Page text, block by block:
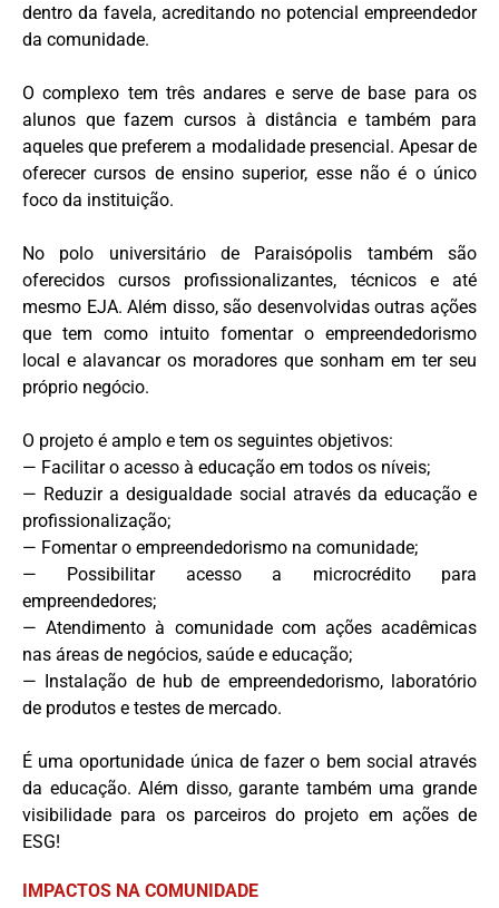
dentro da favela, acreditando no potencial empreendedor
da comunidade.
O complexo tem três andares e serve de base para os
alunos que fazem cursos à distância e também para
aqueles que preferem a modalidade presencial. Apesar de
oferecer cursos de ensino superior, esse não é o único
foco da instituição.
No polo universitário de Paraisópolis também são
oferecidos cursos profissionalizantes, técnicos e até
mesmo EJA. Além disso, são desenvolvidas outras ações
que tem como intuito fomentar o empreendedorismo
local e alavancar os moradores que sonham em ter seu
próprio negócio.
O projeto é amplo e tem os seguintes objetivos:
— Facilitar o acesso à educação em todos os níveis;
— Reduzir a desigualdade social através da educação e
profissionalização;
— Fomentar o empreendedorismo na comunidade;
— Possibilitar acesso a microcrédito para
empreendedores;
— Atendimento à comunidade com ações acadêmicas
nas áreas de negócios, saúde e educação;
— Instalação de hub de empreendedorismo, laboratório
de produtos e testes de mercado.
É uma oportunidade única de fazer o bem social através
da educação. Além disso, garante também uma grande
visibilidade para os parceiros do projeto em ações de
ESG!
IMPACTOS NA COMUNIDADE